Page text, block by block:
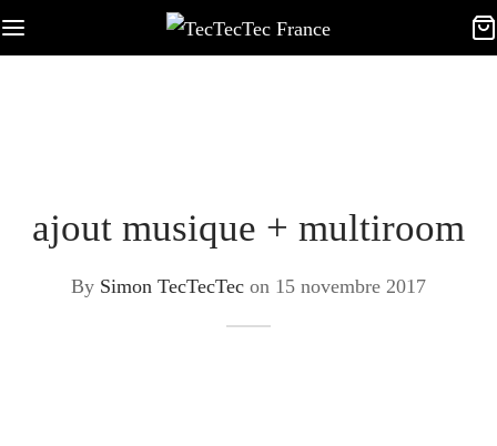
ajout musique + multiroom
By Simon TecTecTec on 15 novembre 2017